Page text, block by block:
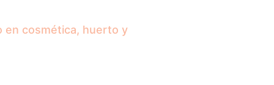
en cosmética, huerto y